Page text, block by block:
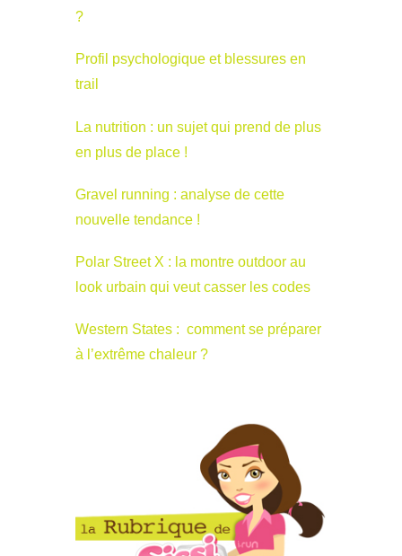
?
Profil psychologique et blessures en
trail
La nutrition : un sujet qui prend de plus
en plus de place !
Gravel running : analyse de cette
nouvelle tendance !
Polar Street X : la montre outdoor au
look urbain qui veut casser les codes
Western States : comment se préparer
à l’extrême chaleur ?